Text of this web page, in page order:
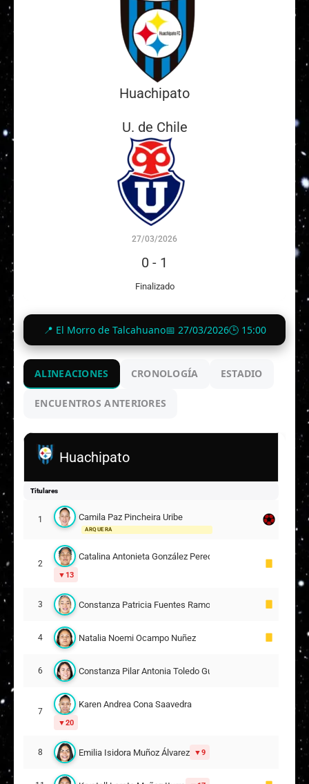
Huachipato
U. de Chile
27/03/2026
0 - 1
Finalizado
📍 El Morro de Talcahuano📅 27/03/2026🕒 15:00
ALINEACIONES CRONOLOGÍA ESTADIO
ENCUENTROS ANTERIORES
Huachipato
Titulares
1 Camila Paz Pincheira Uribe
ARQUERA
2
Catalina Antonieta González Peredo
13
3 Constanza Patricia Fuentes Ramos
4 Natalia Noemi Ocampo Nuñez
6 Constanza Pilar Antonia Toledo Guzmán
7
Karen Andrea Cona Saavedra
20
8 Emilia Isidora Muñoz Álvarez 9